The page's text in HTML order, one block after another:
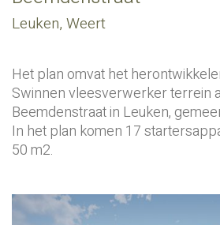
Leuken, Weert
Het plan omvat het
Swinnen vleesverwerker terrein
Beemdenstraat in Leuken,
In het plan komen 17
50 m2.